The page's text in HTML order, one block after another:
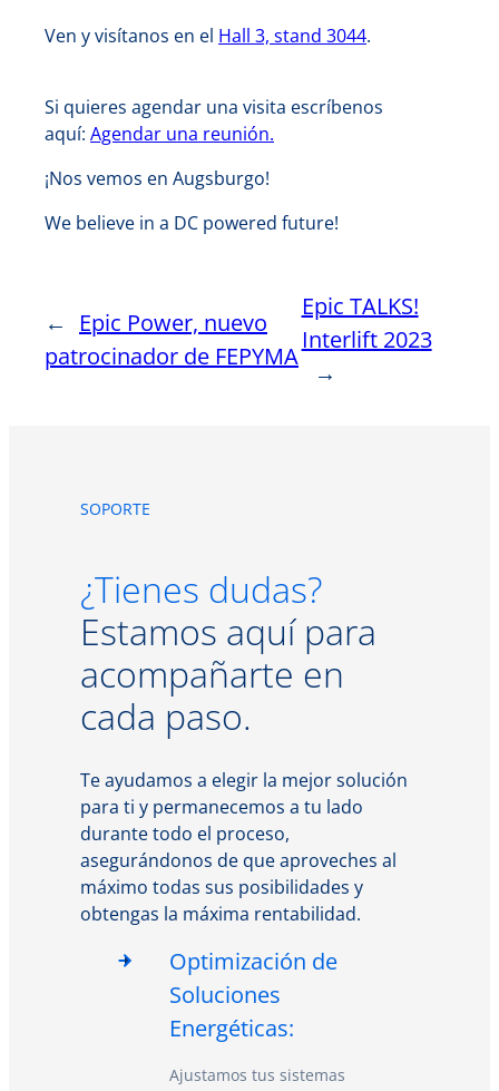
Ven y visítanos en el Hall 3, stand 3044.
Si quieres agendar una visita escríbenos
aquí: Agendar una reunión.
¡Nos vemos en Augsburgo!
We believe in a DC powered future!
←
Epic Power, nuevo
patrocinador de FEPYMA
Epic TALKS!
Interlift 2023
→
SOPORTE
¿Tienes dudas?
Estamos aquí para
acompañarte en
cada paso.
Te ayudamos a elegir la mejor solución
para ti y permanecemos a tu lado
durante todo el proceso,
asegurándonos de que aproveches al
máximo todas sus posibilidades y
obtengas la máxima rentabilidad.
Optimización de
Soluciones
Energéticas:
Ajustamos tus sistemas